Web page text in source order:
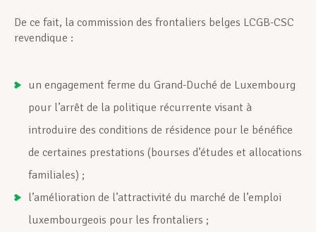
De ce fait, la commission des frontaliers belges LCGB-CSC
revendique :
un engagement ferme du Grand-Duché de Luxembourg
pour l’arrêt de la politique récurrente visant à
introduire des conditions de résidence pour le bénéfice
de certaines prestations (bourses d’études et allocations
familiales) ;
l’amélioration de l’attractivité du marché de l’emploi
luxembourgeois pour les frontaliers ;